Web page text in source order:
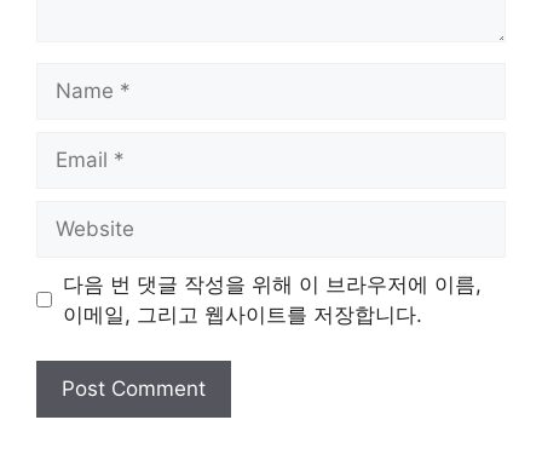
다음 번 댓글 작성을 위해 이 브라우저에 이름,
이메일, 그리고 웹사이트를 저장합니다.